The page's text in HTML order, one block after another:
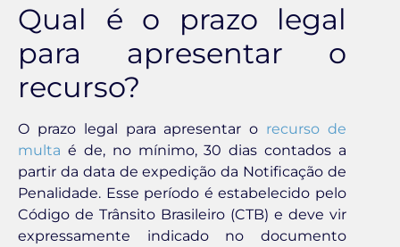
Qual é o prazo legal
para apresentar o
recurso?
O prazo legal para apresentar o recurso de
multa é de, no mínimo, 30 dias contados a
partir da data de expedição da Notificação de
Penalidade. Esse período é estabelecido pelo
Código de Trânsito Brasileiro (CTB) e deve vir
expressamente indicado no documento